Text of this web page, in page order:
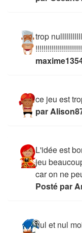
trop
ce jeu est
par
L'idée est
jeu
car on ne
Posté par
nul et nul